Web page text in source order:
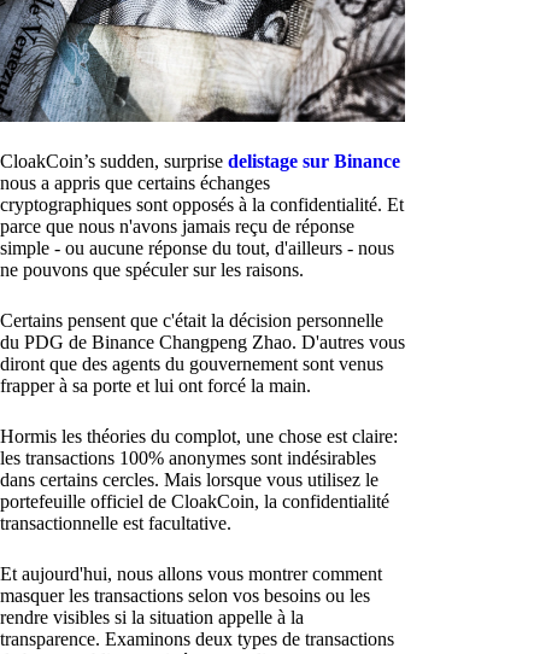
CloakCoin’s sudden, surprise delistage sur Binance
nous a appris que certains échanges
cryptographiques sont opposés à la confidentialité. Et
parce que nous n'avons jamais reçu de réponse
simple - ou aucune réponse du tout, d'ailleurs - nous
ne pouvons que spéculer sur les raisons.
Certains pensent que c'était la décision personnelle
du PDG de Binance Changpeng Zhao. D'autres vous
diront que des agents du gouvernement sont venus
frapper à sa porte et lui ont forcé la main.
Hormis les théories du complot, une chose est claire:
les transactions 100% anonymes sont indésirables
dans certains cercles. Mais lorsque vous utilisez le
portefeuille officiel de CloakCoin, la confidentialité
transactionnelle est facultative.
Et aujourd'hui, nous allons vous montrer comment
masquer les transactions selon vos besoins ou les
rendre visibles si la situation appelle à la
transparence. Examinons deux types de transactions